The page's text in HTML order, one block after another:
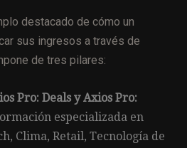
destacado de cómo un
sus ingresos a través de
de tres pilares:
Pro: Deals y Axios Pro:
especializada en
Clima, Retail, Tecnología de